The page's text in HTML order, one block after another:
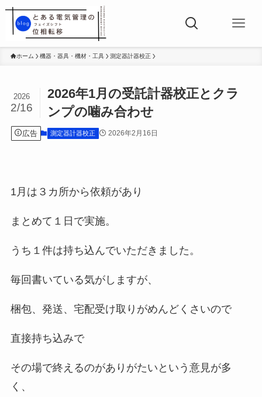
ホーム 機器・器具・機材・工具 測定器計器校正
2026年1月の受託計器校正とクラ
ンプの噛み合わせ
2026
2/16
広告 測定器計器校正 2026年2月16日
1月は３カ所から依頼があり
まとめて１日で実施。
うち１件は持ち込んでいただきました。
毎回書いている気がしますが、
梱包、発送、宅配受け取りがめんどくさいので
直接持ち込みで
その場で終えるのがありがたいという意見が多
く、